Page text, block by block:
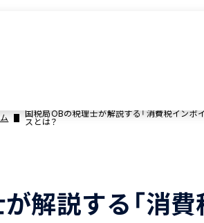
国税局OBの税理士が解説する「消費税インボ
スとは？
解説する「消